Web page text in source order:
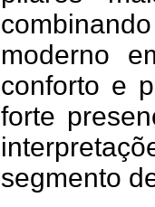
moderno
conforto e
forte
segmento